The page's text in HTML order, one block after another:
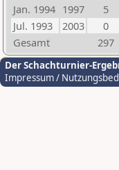
Jan. 1994 1997 5
Jul. 1993
2003 0
Gesamt
297
Der Schachturnier-
Impressum /